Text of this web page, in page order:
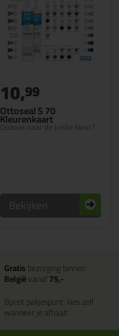
Ottoseal S 70
Kleurenkaart
Opzoek naar de juiste kleur?
10,99
Bekijken
Gratisbezorging binnen
Belgiëvanaf75,-
Bpost pakjespunt: kies zelf
wanneer je afhaalt